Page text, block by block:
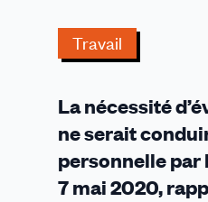
Travail
La nécessité
ne serait
personnelle par
7 mai 2020,